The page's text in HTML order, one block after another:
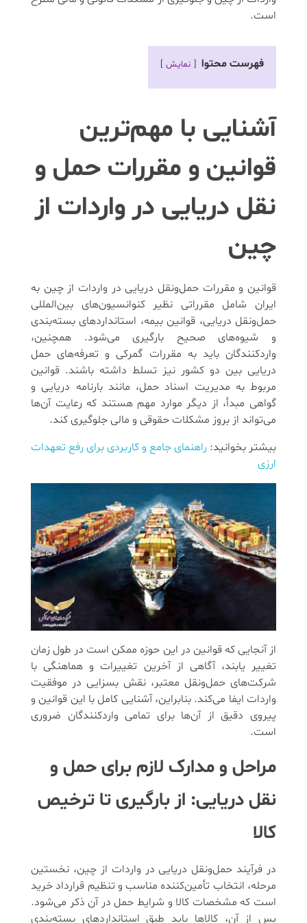
است.
فهرست محتوا نمایش
آشنایی با مهم‌ترین
قوانین و مقررات حمل‌ و
نقل دریایی در واردات از
چین
قوانین و مقررات حمل‌ونقل دریایی در واردات از چین به
ایران شامل مقرراتی نظیر کنوانسیون‌های بین‌المللی
حمل‌ونقل دریایی، قوانین بیمه، استانداردهای بسته‌بندی
و شیوه‌های صحیح بارگیری می‌شود. همچنین،
واردکنندگان باید به مقررات گمرکی و تعرفه‌های حمل
دریایی بین دو کشور نیز تسلط داشته باشند. قوانین
مربوط به مدیریت اسناد حمل، مانند بارنامه دریایی و
گواهی مبدأ، از دیگر موارد مهم هستند که رعایت آن‌ها
می‌تواند از بروز مشکلات حقوقی و مالی جلوگیری کند.
بیشتر بخوانید: راهنمای جامع و کاربردی برای رفع تعهدات
ارزی
از آنجایی که قوانین در این حوزه ممکن است در طول زمان
تغییر یابند، آگاهی از آخرین تغییرات و هماهنگی با
شرکت‌های حمل‌ونقل معتبر، نقش بسزایی در موفقیت
واردات ایفا می‌کند. بنابراین، آشنایی کامل با این قوانین و
پیروی دقیق از آن‌ها برای تمامی واردکنندگان ضروری
است.
مراحل و مدارک لازم برای حمل‌ و
نقل دریایی: از بارگیری تا ترخیص
کالا
در فرآیند حمل‌ونقل دریایی در واردات از چین، نخستین
مرحله، انتخاب تأمین‌کننده مناسب و تنظیم قرارداد خرید
است که مشخصات کالا و شرایط حمل در آن ذکر می‌شود.
پس از آن، کالاها باید طبق استانداردهای بسته‌بندی